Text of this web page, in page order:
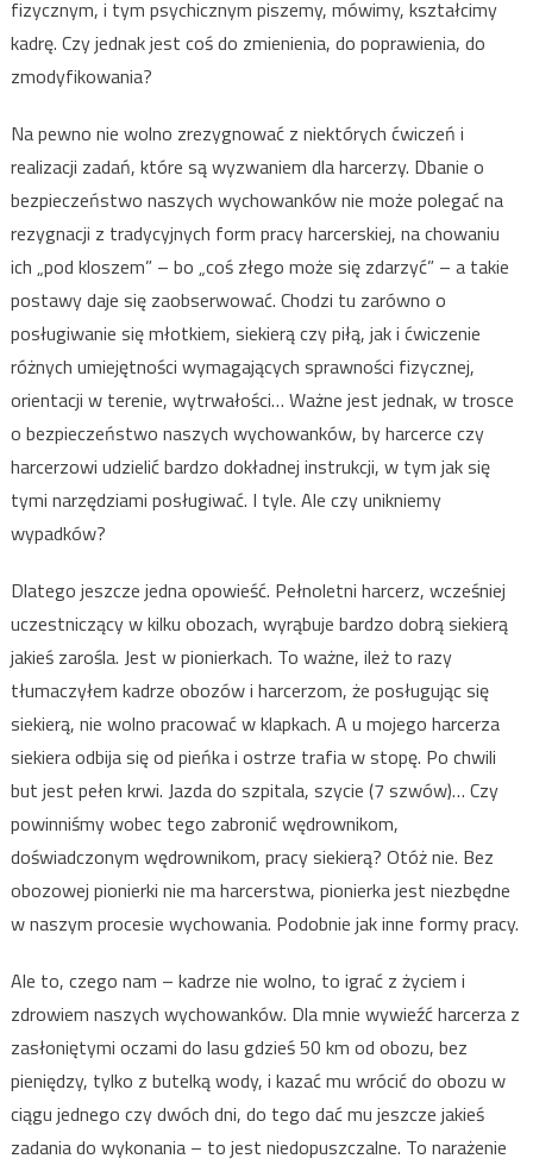
fizycznym, i tym psychicznym piszemy, mówimy, kształcimy
kadrę. Czy jednak jest coś do zmienienia, do poprawienia, do
zmodyfikowania?
Na pewno nie wolno zrezygnować z niektórych ćwiczeń i
realizacji zadań, które są wyzwaniem dla harcerzy. Dbanie o
bezpieczeństwo naszych wychowanków nie może polegać na
rezygnacji z tradycyjnych form pracy harcerskiej, na chowaniu
ich „pod kloszem” – bo „coś złego może się zdarzyć” – a takie
postawy daje się zaobserwować. Chodzi tu zarówno o
posługiwanie się młotkiem, siekierą czy piłą, jak i ćwiczenie
różnych umiejętności wymagających sprawności fizycznej,
orientacji w terenie, wytrwałości… Ważne jest jednak, w trosce
o bezpieczeństwo naszych wychowanków, by harcerce czy
harcerzowi udzielić bardzo dokładnej instrukcji, w tym jak się
tymi narzędziami posługiwać. I tyle. Ale czy unikniemy
wypadków?
Dlatego jeszcze jedna opowieść. Pełnoletni harcerz, wcześniej
uczestniczący w kilku obozach, wyrąbuje bardzo dobrą siekierą
jakieś zarośla. Jest w pionierkach. To ważne, ileż to razy
tłumaczyłem kadrze obozów i harcerzom, że posługując się
siekierą, nie wolno pracować w klapkach. A u mojego harcerza
siekiera odbija się od pieńka i ostrze trafia w stopę. Po chwili
but jest pełen krwi. Jazda do szpitala, szycie (7 szwów)… Czy
powinniśmy wobec tego zabronić wędrownikom,
doświadczonym wędrownikom, pracy siekierą? Otóż nie. Bez
obozowej pionierki nie ma harcerstwa, pionierka jest niezbędne
w naszym procesie wychowania. Podobnie jak inne formy pracy.
Ale to, czego nam – kadrze nie wolno, to igrać z życiem i
zdrowiem naszych wychowanków. Dla mnie wywieźć harcerza z
zasłoniętymi oczami do lasu gdzieś 50 km od obozu, bez
pieniędzy, tylko z butelką wody, i kazać mu wrócić do obozu w
ciągu jednego czy dwóch dni, do tego dać mu jeszcze jakieś
zadania do wykonania – to jest niedopuszczalne. To narażenie